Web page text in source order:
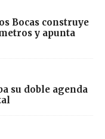
Bocas construye
y apunta
su doble agenda